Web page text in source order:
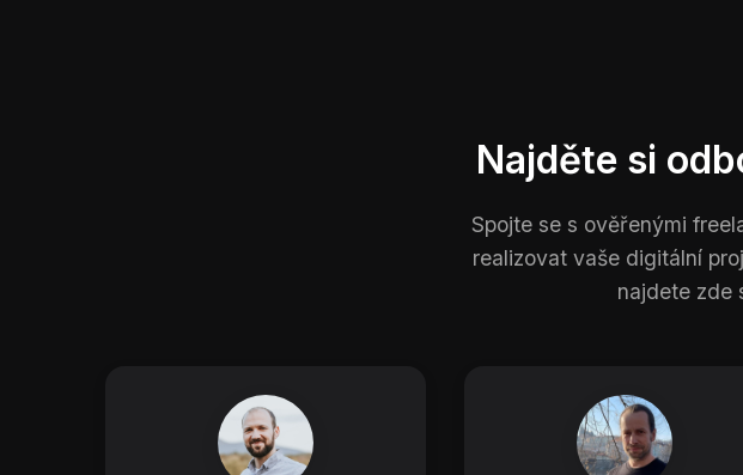
Najděte si
Spojte se s ověřenými
realizovat vaše digitální
najdete zde